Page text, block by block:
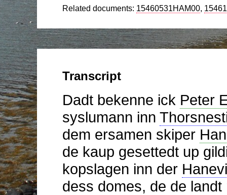
15460531HAM00
Dadt bekenne ick Peter
syslumann inn
dem ersamen skiper
de kaup gesettedt up
kopslagen inn der
dess domes, de de